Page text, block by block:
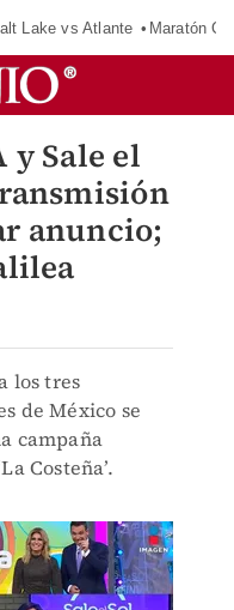
Lake vs Atlante Maratón
y Sale el
anuncio;
los tres
de México se
campaña
Costeña’.